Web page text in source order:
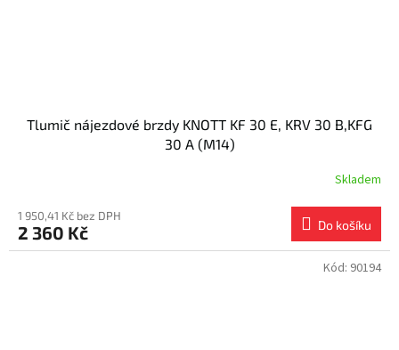
Tlumič nájezdové brzdy KNOTT KF 30 E, KRV 30 B,KFG
30 A (M14)
Skladem
1 950,41 Kč bez DPH
2 360 Kč Do košíku
Kód: 90194